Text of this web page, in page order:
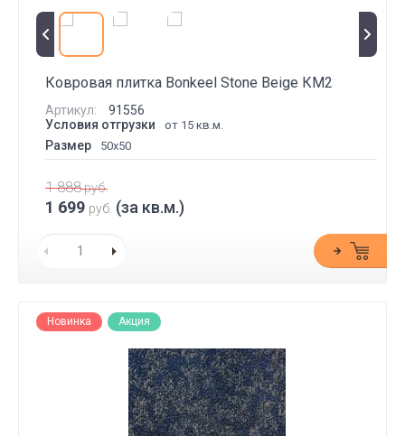
Ковровая плитка Bonkeel Stone Beige КМ2
Артикул:
91556
Условия отгрузки
от 15 кв.м.
Размер 50x50
1 888руб.
1 699 руб. (за кв.м.)
Новинка Акция